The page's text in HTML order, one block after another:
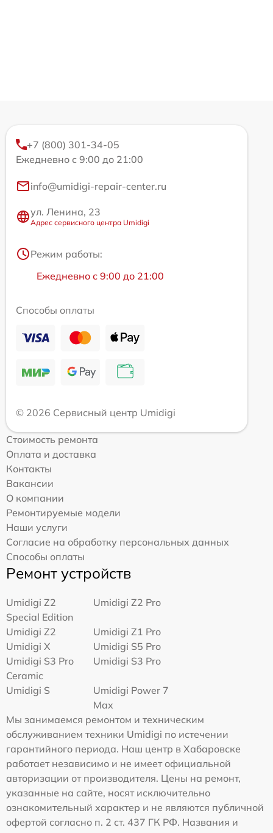
+7 (800) 301-34-05
Ежедневно с 9:00 до 21:00
info@umidigi-repair-center.ru
ул. Ленина, 23
Адрес сервисного центра Umidigi
Режим работы:
Ежедневно с 9:00 до 21:00
Способы оплаты
© 2026 Сервисный центр Umidigi
Стоимость ремонта
Оплата и доставка
Контакты
Вакансии
О компании
Ремонтируемые модели
Наши услуги
Согласие на обработку персональных данных
Способы оплаты
Ремонт устройств
Umidigi Z2
Special Edition
Umidigi Z2 Pro
Umidigi Z2
Umidigi Z1 Pro
Umidigi X
Umidigi S5 Pro
Umidigi S3 Pro
Ceramic
Umidigi S3 Pro
Umidigi S
Umidigi Power 7
Max
Мы занимаемся ремонтом и техническим
обслуживанием техники Umidigi по истечении
гарантийного периода. Наш центр в Хабаровске
работает независимо и не имеет официальной
авторизации от производителя. Цены на ремонт,
указанные на сайте, носят исключительно
ознакомительный характер и не являются публичной
офертой согласно п. 2 ст. 437 ГК РФ. Названия и